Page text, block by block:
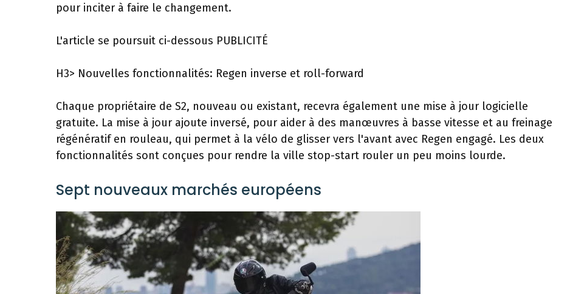
pour inciter à faire le changement.
L'article se poursuit ci-dessous PUBLICITÉ
H3> Nouvelles fonctionnalités: Regen inverse et roll-forward
Chaque propriétaire de S2, nouveau ou existant, recevra également une mise à jour logicielle
gratuite. La mise à jour ajoute inversé, pour aider à des manœuvres à basse vitesse et au freinage
régénératif en rouleau, qui permet à la vélo de glisser vers l'avant avec Regen engagé. Les deux
fonctionnalités sont conçues pour rendre la ville stop-start rouler un peu moins lourde.
Sept nouveaux marchés européens